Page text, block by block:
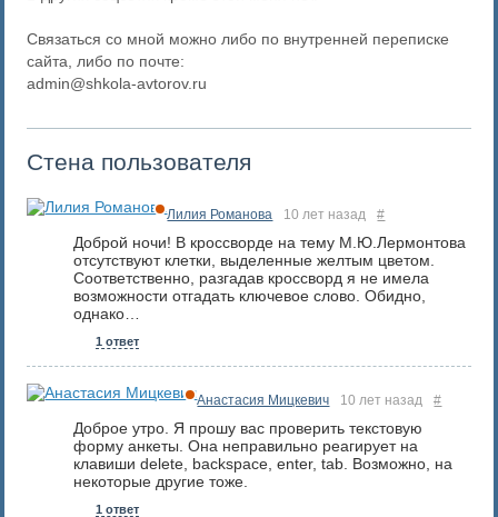
Связаться со мной можно либо по внутренней переписке
сайта, либо по почте:
admin@shkola-avtorov.ru
Стена пользователя
Лилия Романова 10 лет назад #
Доброй ночи! В кроссворде на тему М.Ю.Лермонтова
отсутствуют клетки, выделенные желтым цветом.
Соответственно, разгадав кроссворд я не имела
возможности отгадать ключевое слово. Обидно,
однако…
1 ответ
Анастасия Мицкевич 10 лет назад #
Доброе утро. Я прошу вас проверить текстовую
форму анкеты. Она неправильно реагирует на
клавиши delete, backspace, enter, tab. Возможно, на
некоторые другие тоже.
1 ответ